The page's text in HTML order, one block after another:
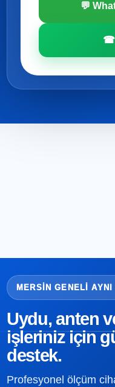
💬
☎
MERSIN GENELI
Uydu, anten
işleriniz için
destek.
Profesyonel ölçüm